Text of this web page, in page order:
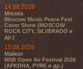
14.08.2026
Москва
Moscow Music Peace Fest
Cover Show (MOSCOW
ROCK CITY, SILVERADO и
др.)
15.08.2026
Майкоп
MSR Open Air Festival 2026
(АРКОНА, PYRE и др.)